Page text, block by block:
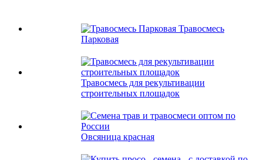
Травосмесь
Парковая
Травосмесь для рекультивации
строительных площадок
Овсяница красная